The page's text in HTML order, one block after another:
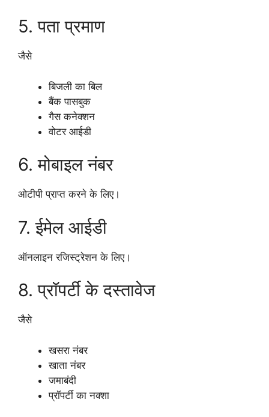
5. पता प्रमाण
जैसे
बिजली का बिल
बैंक पासबुक
गैस कनेक्शन
वोटर आईडी
6. मोबाइल नंबर
ओटीपी प्राप्त करने के लिए।
7. ईमेल आईडी
ऑनलाइन रजिस्ट्रेशन के लिए।
8. प्रॉपर्टी के दस्तावेज
जैसे
खसरा नंबर
खाता नंबर
जमाबंदी
प्रॉपर्टी का नक्शा